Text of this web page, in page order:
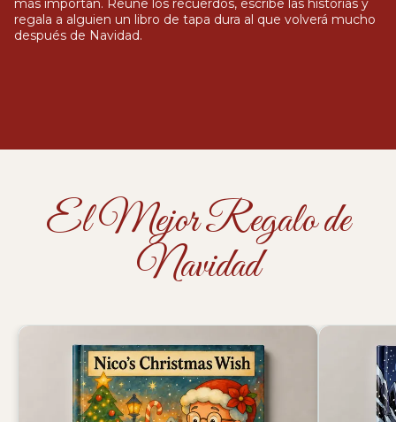
más importan. Reúne los recuerdos, escribe las historias y
regala a alguien un libro de tapa dura al que volverá mucho
después de Navidad.
El Mejor Regalo de
Navidad